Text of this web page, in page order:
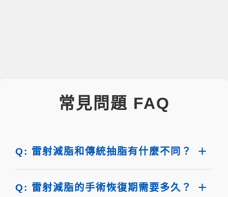
常見問題 FAQ
Q: 雷射減脂和傳統抽脂有什麼不同？
Q: 雷射減脂的手術恢復期需要多久？